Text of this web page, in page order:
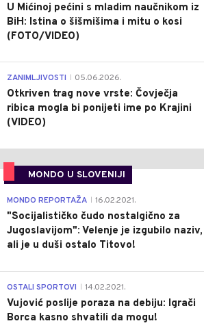
U Mićinoj pećini s mladim naučnikom iz
BiH: Istina o šišmišima i mitu o kosi
(FOTO/VIDEO)
ZANIMLJIVOSTI 05.06.2026.
Otkriven trag nove vrste: Čovječja
ribica mogla bi ponijeti ime po Krajini
(VIDEO)
MONDO U SLOVENIJI
MONDO REPORTAŽA 16.02.2021.
"Socijalističko čudo nostalgično za
Jugoslavijom": Velenje je izgubilo naziv,
ali je u duši ostalo Titovo!
OSTALI SPORTOVI 14.02.2021.
Vujović poslije poraza na debiju: Igrači
Borca kasno shvatili da mogu!